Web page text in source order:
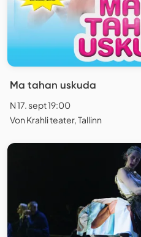
Ma tahan uskuda
N 17. sept 19:00
Von Krahli teater, Tallinn